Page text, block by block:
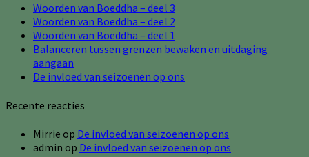
Woorden van Boeddha – deel 3
Woorden van Boeddha – deel 2
Woorden van Boeddha – deel 1
Balanceren tussen grenzen bewaken en uitdaging
aangaan
De invloed van seizoenen op ons
Recente reacties
Mirrie op De invloed van seizoenen op ons
admin op De invloed van seizoenen op ons